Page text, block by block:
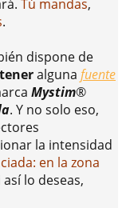
Tú mandas,
.
dispone de
alguna fuente
Mystim®
. Y no solo eso,
la intensidad
en la zona
así lo deseas,